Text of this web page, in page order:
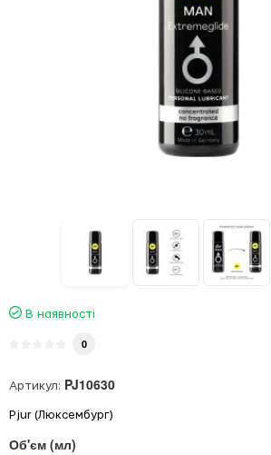
В наявності
0
Артикул: PJ10630
Pjur (Люксембург)
Об'єм (мл)